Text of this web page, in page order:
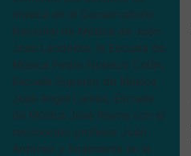
música en el Conservatorio
Nacional de Música de Juán
José Landaeta, la Escuela de
Música Pedro Nolasco Colón,
Escuela Superior de Música
José Angel Lamas, Escuela
de Música José Reyna con el
reconocido profesor Juán
Antúnez y finalmente en la